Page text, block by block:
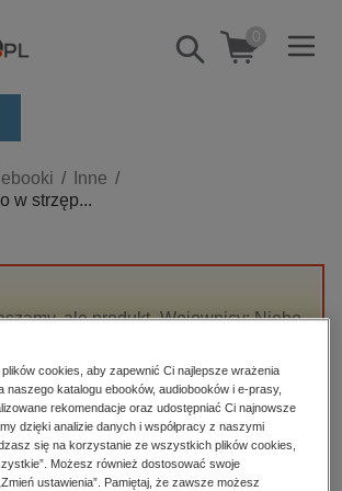
Pokaż/schowaj
wyszukiwarkę
0
E-prasa
aranżacja wnętrz
rozrywka
internet, technologie, informatyka
ebooki
Inne
w strzęp...
ale produkt „Wojownicy: Niebo
cookies, aby zapewnić Ci najlepsze wrażenia
naszego katalogu ebooków, audiobooków i e-prasy,
rekomendacje oraz udostępniać Ci najnowsze
dzięki analizie danych i współpracy z naszymi
się na korzystanie ze wszystkich plików cookies,
Możesz również dostosować swoje
ustawienia”. Pamiętaj, że zawsze możesz